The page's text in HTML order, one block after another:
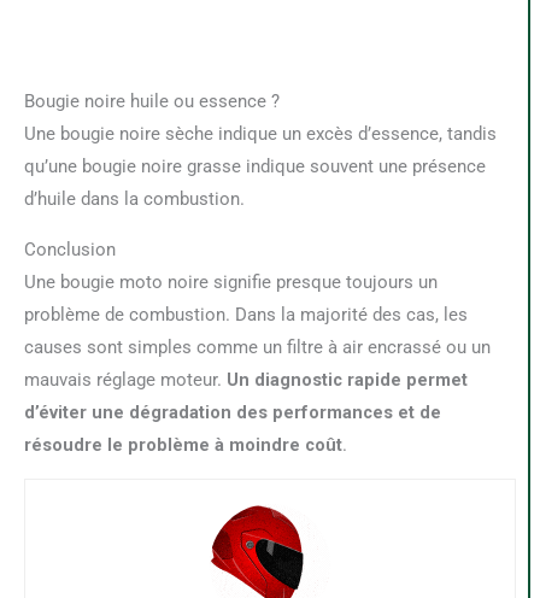
Bougie noire huile ou essence ?
Une bougie noire sèche indique un excès d’essence, tandis
qu’une bougie noire grasse indique souvent une présence
d’huile dans la combustion.
Conclusion
Une bougie moto noire signifie presque toujours un
problème de combustion. Dans la majorité des cas, les
causes sont simples comme un filtre à air encrassé ou un
mauvais réglage moteur. Un diagnostic rapide permet
d’éviter une dégradation des performances et de
résoudre le problème à moindre coût.